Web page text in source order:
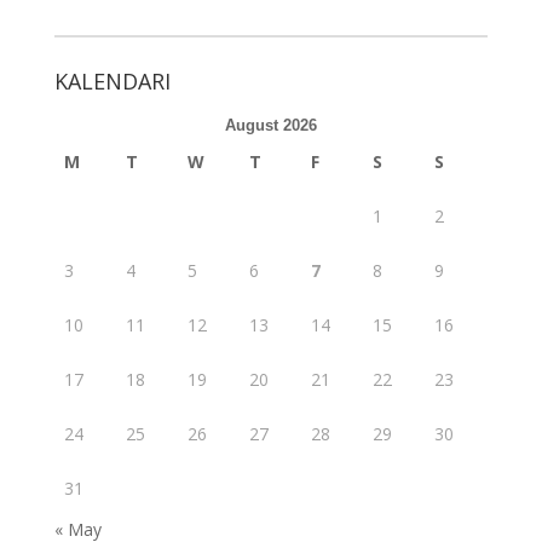
e
b
itt
er
ai ar
KALENDARI
August 2026
M T W T F S S
1 2
3 4 5 6 7 8 9
10 11 12 13 14 15 16
17 18 19 20 21 22 23
24 25 26 27 28 29 30
31
« May